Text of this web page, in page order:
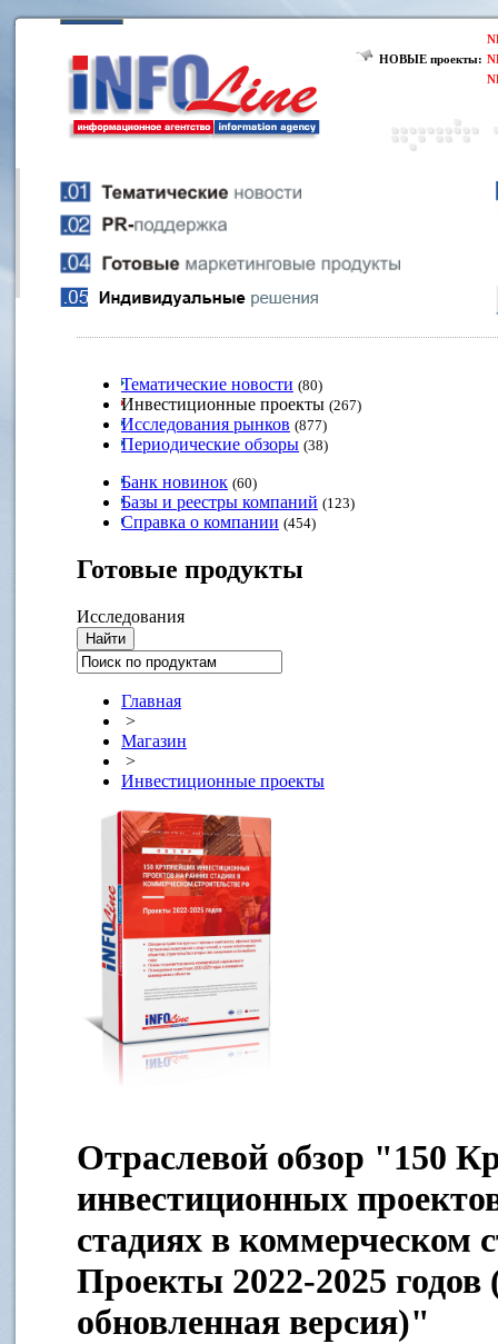
НОВЫЕ проекты:
Тематические новости (80)
Инвестиционные проекты (267)
Исследования рынков (877)
Периодические обзоры (38)
Банк новинок (60)
Базы и реестры компаний (123)
Справка о компании (454)
Готовые продукты
Исследования
Главная
>
Магазин
>
Инвестиционные проекты
Отраслевой обзор "150
инвестиционных
стадиях в коммерческом
Проекты 2022-2025 годов
обновленная версия)"